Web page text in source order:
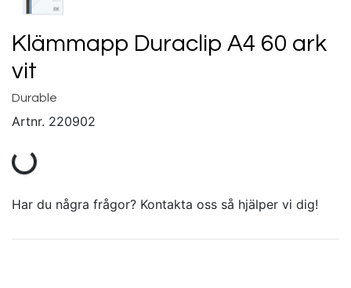
Klämmapp Duraclip A4 60 ark
vit
Durable
Artnr. 220902
Har du några frågor? Kontakta oss så hjälper vi dig!